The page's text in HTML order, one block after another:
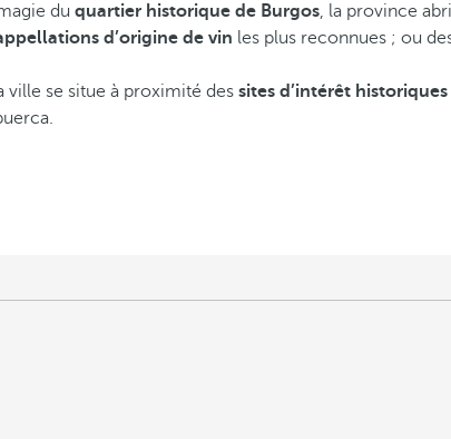
du quartier historique de Burgos, la province
d’origine de vin les plus reconnues ; ou
ville se situe à proximité des sites d’intérêt